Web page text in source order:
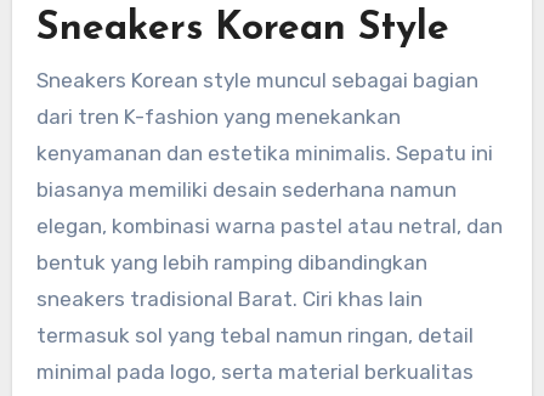
Sneakers Korean Style
Sneakers Korean style muncul sebagai bagian
dari tren K-fashion yang menekankan
kenyamanan dan estetika minimalis. Sepatu ini
biasanya memiliki desain sederhana namun
elegan, kombinasi warna pastel atau netral, dan
bentuk yang lebih ramping dibandingkan
sneakers tradisional Barat. Ciri khas lain
termasuk sol yang tebal namun ringan, detail
minimal pada logo, serta material berkualitas